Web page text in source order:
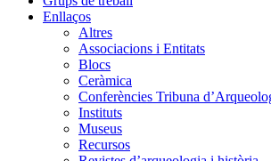
Enllaços
Altres
Associacions i Entitats
Blocs
Ceràmica
Conferències Tribuna
Instituts
Museus
Recursos